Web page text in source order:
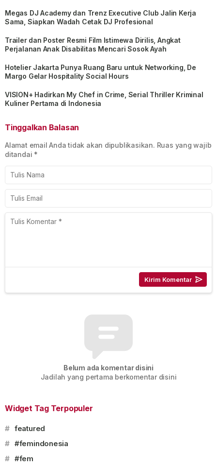
Megas DJ Academy dan Trenz Executive Club Jalin Kerja
Sama, Siapkan Wadah Cetak DJ Profesional
Trailer dan Poster Resmi Film Istimewa Dirilis, Angkat
Perjalanan Anak Disabilitas Mencari Sosok Ayah
Hotelier Jakarta Punya Ruang Baru untuk Networking, De
Margo Gelar Hospitality Social Hours
VISION+ Hadirkan My Chef in Crime, Serial Thriller Kriminal
Kuliner Pertama di Indonesia
Tinggalkan Balasan
Alamat email Anda tidak akan dipublikasikan. Ruas yang wajib
ditandai *
Belum ada komentar disini
Jadilah yang pertama berkomentar disini
Widget Tag Terpopuler
# featured
# #femindonesia
# #fem